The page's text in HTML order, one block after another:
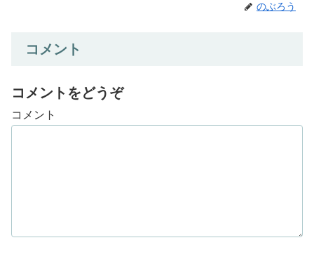
のぶろう
コメント
コメントをどうぞ
コメント